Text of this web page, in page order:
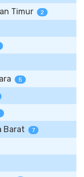
Timur 2
5
Barat 7